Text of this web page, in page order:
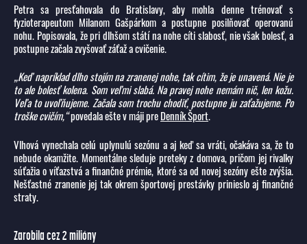
Petra sa presťahovala do Bratislavy, aby mohla denne trénovať s
fyzioterapeutom Milanom Gašpárkom a postupne posilňovať operovanú
nohu. Popisovala, že pri dlhšom státí na nohe cíti slabosť, nie však bolesť, a
postupne začala zvyšovať záťaž a cvičenie.
„Keď napríklad dlho stojím na zranenej nohe, tak cítim, že je unavená. Nie je
to ale bolesť kolena. Som veľmi slabá. Na pravej nohe nemám nič, len kožu.
Veľa to uvoľňujeme. Začala som trochu chodiť, postupne ju zaťažujeme. Po
troške cvičím,“povedala ešte v máji preDenník Šport.
Vlhová vynechala celú uplynulú sezónu a aj keď sa vráti, očakáva sa, že to
nebude okamžite. Momentálne sleduje preteky z domova, pričom jej rivalky
súťažia o víťazstvá a finančné prémie, ktoré sa od novej sezóny ešte zvýšia.
Nešťastné zranenie jej tak okrem športovej prestávky prinieslo aj finančné
straty.
Zarobila cez 2 milióny